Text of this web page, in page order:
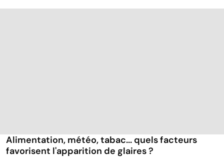
Alimentation, météo, tabac... quels facteurs
favorisent l'apparition de glaires ?